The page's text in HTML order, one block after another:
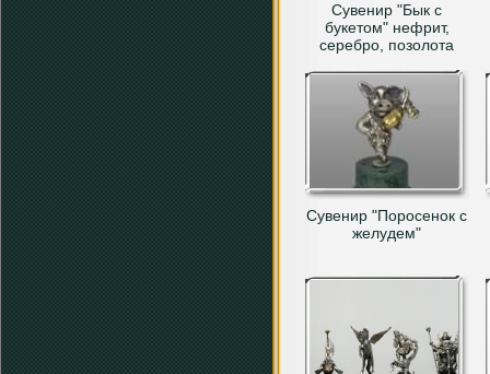
Сувенир "Бык с
букетом" нефрит,
серебро, позолота
Сувенир "Поросенок с
желудем"